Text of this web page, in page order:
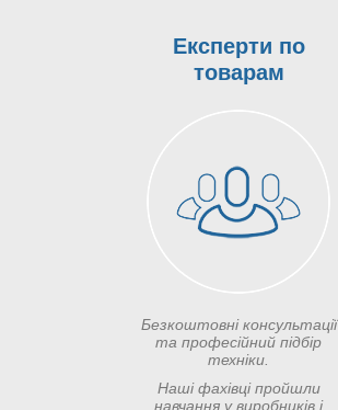
Експерти по
товарам
Безкоштовні консультації
та професійний підбір
техніки.
Наші фахівці пройшли
навчання у виробників і